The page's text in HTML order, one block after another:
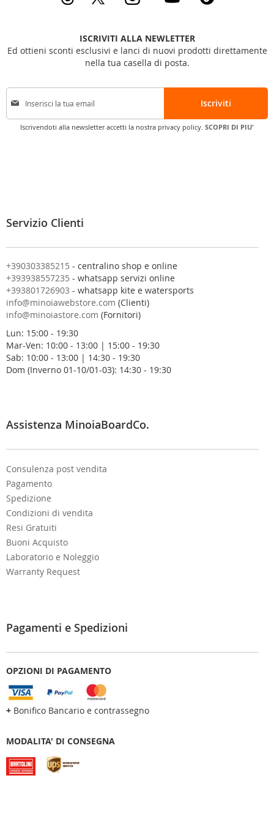
ISCRIVITI ALLA NEWLETTER
Ed ottieni sconti esclusivi e lanci di nuovi prodotti direttamente
nella tua casella di posta.
I
c
l
n
o
s
t
r
a
e
w
s
l
e
:
Iscriviti
Iscrivendoti alla newsletter accetti la nostra privacy policy. SCOPRI DI PIU'
Servizio Clienti
+390303385215 - centralino shop e online
+393938557235 - whatsapp servizi online
+393801726903 - whatsapp kite e watersports
info@minoiawebstore.com (Clienti)
info@minoiastore.com (Fornitori)
Lun: 15:00 - 19:30
Mar-Ven: 10:00 - 13:00 | 15:00 - 19:30
Sab: 10:00 - 13:00 | 14:30 - 19:30
Dom (Inverno 01-10/01-03): 14:30 - 19:30
Assistenza MinoiaBoardCo.
Consulenza post vendita
Pagamento
Spedizione
Condizioni di vendita
Resi Gratuiti
Buoni Acquisto
Laboratorio e Noleggio
Warranty Request
Pagamenti e Spedizioni
OPZIONI DI PAGAMENTO
+ Bonifico Bancario e contrassegno
MODALITA' DI CONSEGNA